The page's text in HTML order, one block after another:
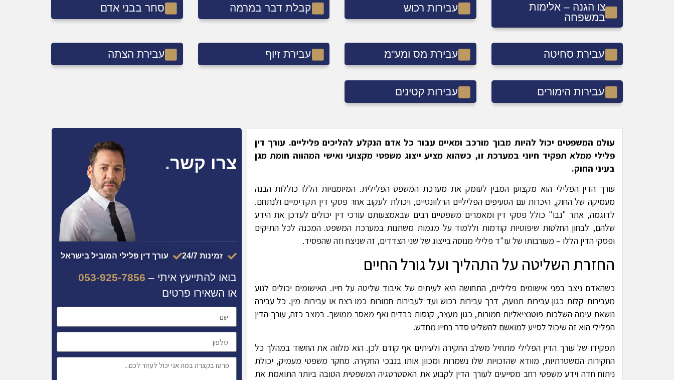
צו הגנה – אלימות
במשפחה
עבירות רכוש קבלת דבר במרמה סחר בבני אדם
עבירת סחיטה עבירת מס ומע"מ עבירת זיוף עבירת הצתה
עבירות הימורים עבירות קטינים
עולם המשפטים יכול להיות מבוך מורכב ומאיים עבור כל אדם הנקלע להליכים פליליים. עורך דין
פלילי ממלא תפקיד חיוני במערכת זו, כשהוא מציע ייצוג משפטי מקצועי ואישי המהווה חומת מגן
בעיני החוק.
עורך הדין הפלילי הוא מקצוען המבין לעומק את מערכת המשפט הפלילית. המיומנויות הללו כוללות הבנה
מעמיקה של החוק, היכרות עם הסעיפים הפליליים הרלוונטיים, ויכולת לעקוב אחר פסקי דין תקדימיים ולנתחם.
לדוגמה, אתר "נבו" כולל פסקי דין ומאמרים משפטיים רבים שבאמצעותם עורכי דין יכולים לעדכן את הידע
שלהם, לבחון החלטות שיפוטיות קודמות וללמוד על מגמות משתנות במערכת המשפט. המכנה לכל התיקים
ופסקי הדין הללו – מעורבותו של עו"ד פלילי מנוסה בייצוג של שני הצדדים, זה שניצח וזה שהפסיד.
החזרת השליטה על התהליך ועל גורל החיים
כשהאדם ניצב בפני אישומים פליליים, התחושה היא לעיתים של איבוד שליטה על חייו. האישומים יכולים לנוע
מעבירות קלות כגון עבירות תנועה, דרך עבירות רכוש ועד לעבירות חמורות כמו רצח או עבירות מין. כל עבירה
נושאת עימה השלכות פוטנציאליות חמורות, כגון מעצר, קנסות כבדים ואף מאסר ממושך. במצב כזה, עורך הדין
הפלילי הוא זה שיכול לסייע למואשם להשליט סדר בחייו מחדש.
תפקידו של עורך הדין הפלילי מתחיל משלב החקירה ולעיתים אף קודם לכן. הוא מלווה את החשוד במהלך כל
החקירות המשטרתיות, מוודא שהזכויות שלו נשמרות ומכוון אותו בנבכי החקירה. מחקר משפטי מעמיק, יכולת
ניתוח חדה וידע משפטי רחב מסייעים לעורך הדין לקבוע את האסטרטגיה המשפטית הטובה ביותר התואמת את
צרו קשר.
זמינות 24/7 עורך דין פלילי המוביל בישראל
בואו להתייעץ איתי – 053-925-7856
או השאירו פרטים